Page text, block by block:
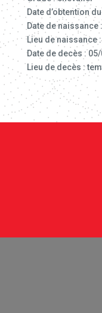
Date d’obtention
Date de naissance
Lieu de naissance
Date de decès :
Lieu de decès :